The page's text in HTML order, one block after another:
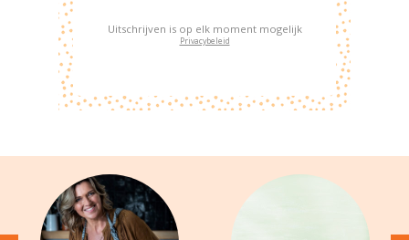
Uitschrijven is op elk moment mogelijk
Privacybeleid